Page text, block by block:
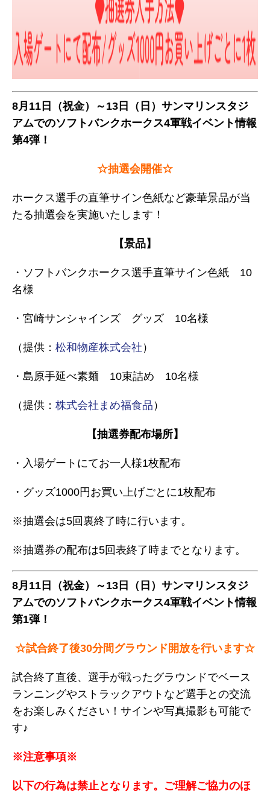
8月11日（祝金）～13日（日）サンマリンスタジ
アムでのソフトバンクホークス4軍戦イベント情報
第4弾！
☆抽選会開催☆
ホークス選手の直筆サイン色紙など豪華景品が当
たる抽選会を実施いたします！
【景品】
・ソフトバンクホークス選手直筆サイン色紙 10
名様
・宮崎サンシャインズ グッズ 10名様
（提供： 松和物産株式会社 ）
・島原手延べ素麺 10束詰め 10名様
（提供： 株式会社まめ福食品 ）
【抽選券配布場所】
・入場ゲートにてお一人様1枚配布
・グッズ1000円お買い上げごとに1枚配布
※抽選会は5回裏終了時に行います。
※抽選券の配布は5回表終了時までとなります。
8月11日（祝金）～13日（日）サンマリンスタジ
アムでのソフトバンクホークス4軍戦イベント情報
第1弾！
☆試合終了後30分間グラウンド開放を行います☆
試合終了直後、選手が戦ったグラウンドでベース
ランニングやストラックアウトなど選手との交流
をお楽しみください！サインや写真撮影も可能で
す♪
※注意事項※
以下の行為は禁止となります。ご理解ご協力のほ